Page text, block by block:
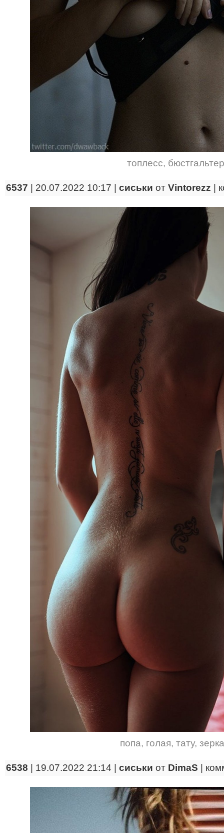
топлесс, бюстгальтер
6537 | 20.07.2022 10:17 | сиськи от Vintorezz
попа, голая, тату,
6538 | 19.07.2022 21:14 | сиськи от DimaS